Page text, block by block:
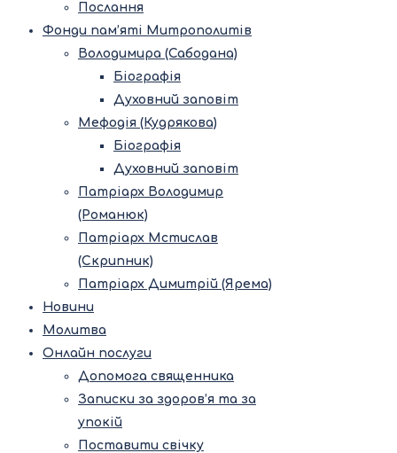
Послання
Фонди пам’яті Митрополитів
Володимира (Сабодана)
Біографія
Духовний заповіт
Мефодія (Кудрякова)
Біографія
Духовний заповіт
Патріарх Володимир
(Романюк)
Патріарх Мстислав
(Скрипник)
Патріарх Димитрій (Ярема)
Новини
Молитва
Онлайн послуги
Допомога священника
Записки за здоров’я та за
упокій
Поставити свічку